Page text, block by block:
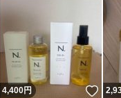
いいね！
4,400円 い